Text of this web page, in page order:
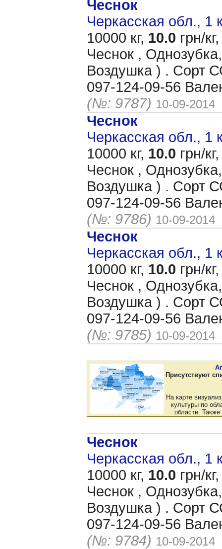
Чеснок
Черкасская обл., 1
10000 кг, 10.0 грн/кг,
Чеснок ,
Воздушка ) . Сорт
097-124-09-56
(№: 9787) 10-09-2014
Чеснок
Черкасская обл., 1
10000 кг, 10.0 грн/кг,
Чеснок ,
Воздушка ) . Сорт
097-124-09-56
(№: 9786) 10-09-2014
Чеснок
Черкасская обл., 1
10000 кг, 10.0 грн/кг,
Чеснок ,
Воздушка ) . Сорт
097-124-09-56
(№: 9785) 10-09-2014
Присутствуют
На карте
культуры по
области. Также
Чеснок
Черкасская обл., 1
10000 кг, 10.0 грн/кг,
Чеснок ,
Воздушка ) . Сорт
097-124-09-56
(№: 9784) 10-09-2014